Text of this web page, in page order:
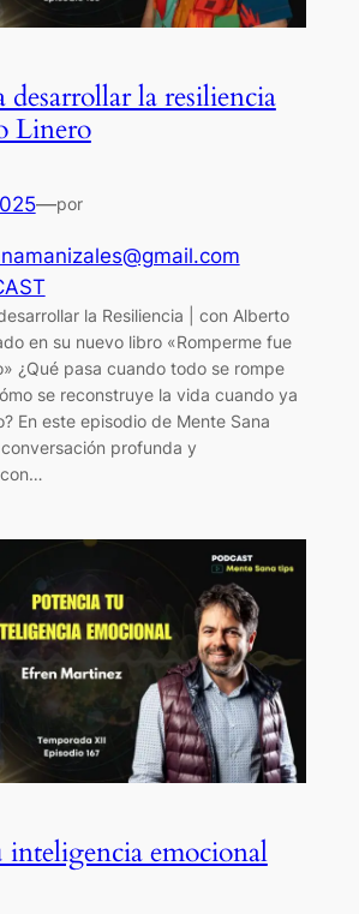
desarrollar la resiliencia
Linero
—por
la Resiliencia | con Alberto
en su nuevo libro «Romperme fue
¿Qué pasa cuando todo se rompe
se reconstruye la vida cuando ya
En este episodio de Mente Sana
profunda y
inteligencia emocional